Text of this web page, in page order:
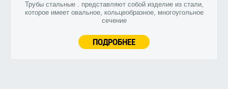
Трубы стальные . представляют собой изделие из стали,
которое имеет овальное, кольцеобразное, многоугольное
сечение
ПОДРОБНЕЕ